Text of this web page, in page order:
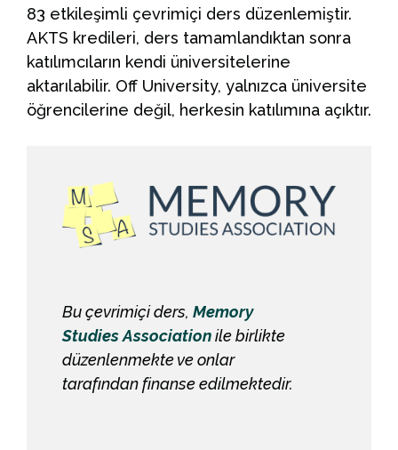
83 etkileşimli çevrimiçi ders düzenlemiştir.
AKTS kredileri, ders tamamlandıktan sonra
katılımcıların kendi üniversitelerine
aktarılabilir. Off University, yalnızca üniversite
öğrencilerine değil, herkesin katılımına açıktır.
Bu çevrimiçi ders, Memory
Studies Associationile birlikte
düzenlenmekte ve onlar
tarafından finanse edilmektedir.